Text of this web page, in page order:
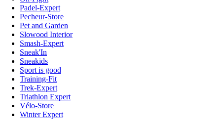
Padel-Expert
Pecheur-Store
Pet and Garden
Slowood Interior
Smash-Expert
Sneak'In
Sneakids
Sport is good
Training-Fit
Trek-Expert
Triathlon Expert
Vélo-Store
Winter Expert